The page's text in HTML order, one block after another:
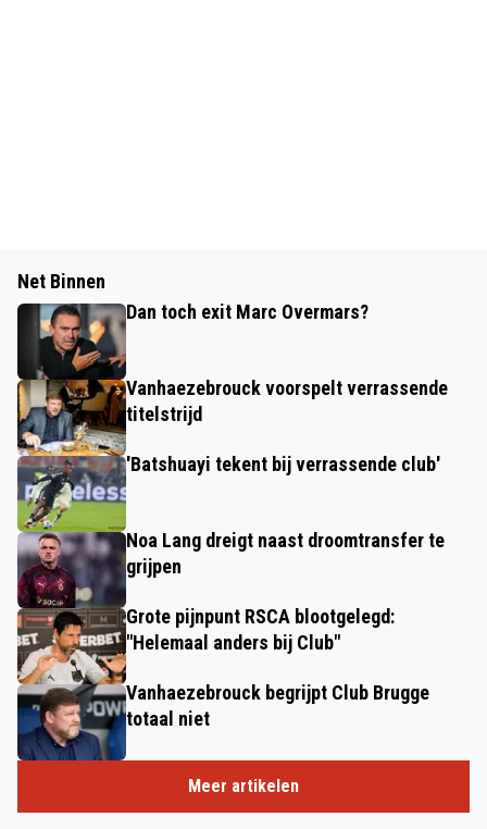
Net Binnen
Dan toch exit Marc Overmars?
Vanhaezebrouck voorspelt verrassende
titelstrijd
'Batshuayi tekent bij verrassende club'
Noa Lang dreigt naast droomtransfer te
grijpen
Grote pijnpunt RSCA blootgelegd:
"Helemaal anders bij Club"
Vanhaezebrouck begrijpt Club Brugge
totaal niet
Meer artikelen